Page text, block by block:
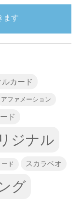
ます
カード
アファメーション
ド
ジナル
ド スカラベオ
グ